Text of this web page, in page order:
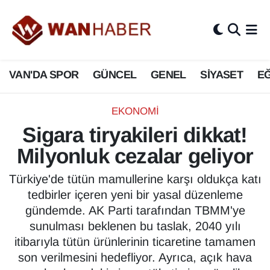
VAN'DA SPOR GÜNCEL GENEL SİYASET
EKONOMİ
Sigara tiryakileri dikkat!
Milyonluk cezalar geliyor
Türkiye'de tütün mamullerine karşı oldukça katı
tedbirler içeren yeni bir yasal düzenleme
gündemde. AK Parti tarafından TBMM'ye
sunulması beklenen bu taslak, 2040 yılı
itibarıyla tütün ürünlerinin ticaretine tamamen
son verilmesini hedefliyor. Ayrıca, açık hava
3.SAYFA
ASAYİŞ
BİLİM VE TEKNOLOJİ
Biyografi
Bölge Haberleri
ÇEVRE
Deprem
Dernekler, Odalar
Van Nöbetçi Eczaneler
Van Hava Durumu
Van Namaz Vakitleri
Van Trafik Yoğunluk Haritası
Süper Lig Puan Durumu ve Fikstür
Tüm Manşetler
Son Dakika Haberleri
Haber Arşivi